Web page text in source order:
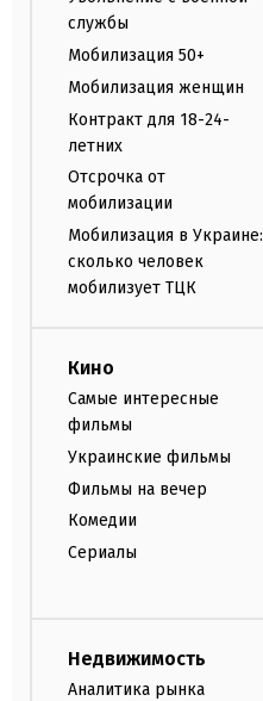
службы
Мобилизация 50+
Мобилизация женщин
Контракт для 18-24-
летних
Отсрочка от
мобилизации
Мобилизация в Украине:
сколько человек
мобилизует ТЦК
Кино
Самые интересные
фильмы
Украинские фильмы
Фильмы на вечер
Комедии
Сериалы
Недвижимость
Аналитика рынка